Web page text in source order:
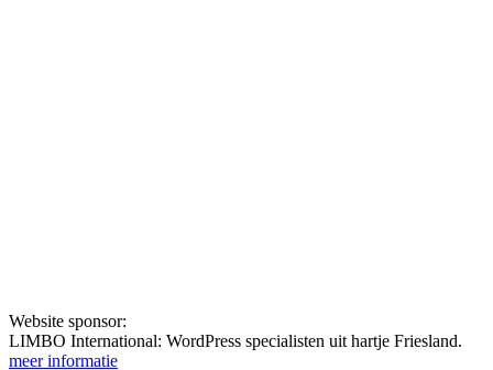
Website sponsor:
LIMBO International: WordPress specialisten uit hartje Friesland.
meer informatie